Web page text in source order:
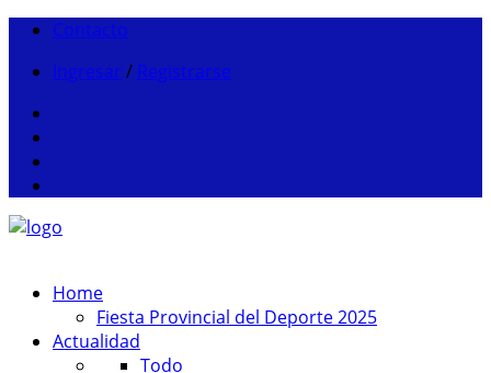
Contacto
Ingresar / Registrarse
Home
Fiesta Provincial del Deporte 2025
Actualidad
Todo